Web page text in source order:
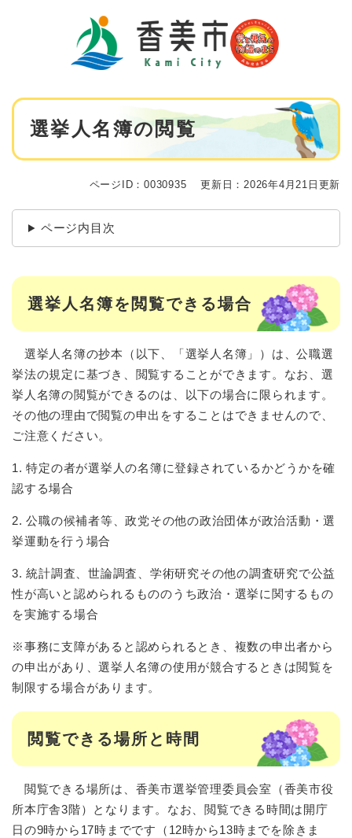
本
選挙人名簿の閲覧
ページID：0030935 更新日：2026年4月21日更新
ページ内目次
選挙人名簿を閲覧できる場合
選挙人名簿の抄本（以下、「選挙人名簿」）は、公職選
挙法の規定に基づき、閲覧することができます。なお、選
挙人名簿の閲覧ができるのは、以下の場合に限られます。
その他の理由で閲覧の申出をすることはできませんので、
ご注意ください。
1. 特定の者が選挙人の名簿に登録されているかどうかを確
認する場合
2. 公職の候補者等、政党その他の政治団体が政治活動・選
挙運動を行う場合
3. 統計調査、世論調査、学術研究その他の調査研究で公益
性が高いと認められるもののうち政治・選挙に関するもの
を実施する場合
※事務に支障があると認められるとき、複数の申出者から
の申出があり、選挙人名簿の使用が競合するときは閲覧を
制限する場合があります。
閲覧できる場所と時間
閲覧できる場所は、香美市選挙管理委員会室（香美市役
所本庁舎3階）となります。なお、閲覧できる時間は開庁
日の9時から17時までです（12時から13時までを除きま